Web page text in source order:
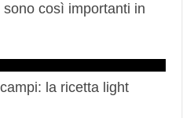
così importanti in
la ricetta light